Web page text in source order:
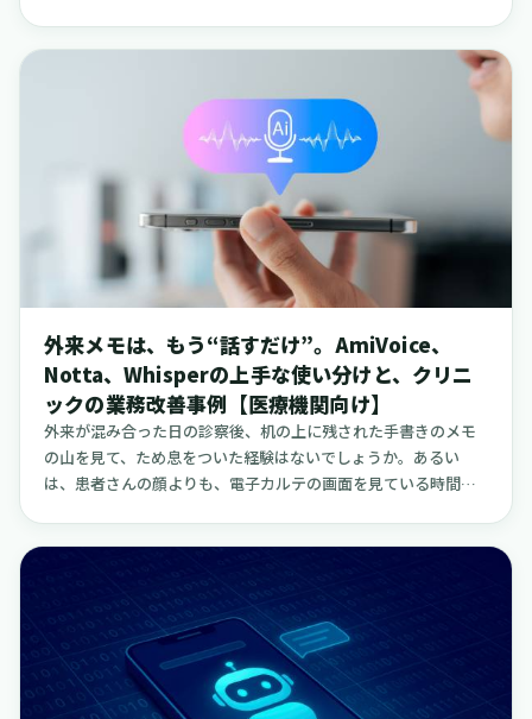
ペイ、STORES、PayPay、たくさんあるけれど、どれをどのよ
うに選べば良いのだろうか」というお声もよく耳にします。こ
の記事では、実際にキャッシュレス決済を導入されている医療
機関の事例を参照しながら、それぞれのサービスが持つ強みや
特徴を踏まえ、どのように使い分ければ現場の運用がスムーズ
になるのか、その考え方をできるだけ分かりやすく整理してみ
たいと思います。記事の途中では、会計業務の効率化の先にあ
る、看護師採用や働きやすい環境づくりを支える具体的なご提
案として、クーラのご案内も自然な形で触れさせていただきま
外来メモは、もう“話すだけ”。AmiVoice、
Notta、Whisperの上手な使い分けと、クリニ
ックの業務改善事例【医療機関向け】
外来が混み合った日の診察後、机の上に残された手書きのメモ
の山を見て、ため息をついた経験はないでしょうか。あるい
は、患者さんの顔よりも、電子カルテの画面を見ている時間の
すことが、患者さんと向き合う時間を増やす」という、非常に
シンプルでありながら、日々の診療の質を大きく左右する事実
です。本稿では、外来での記録業務、特にメモやカルテの下書
き作成の時間を短縮するための選択肢として、よく名前が挙が
る3つの音声入力ツール、AmiVoice、Notta、Whisperについ